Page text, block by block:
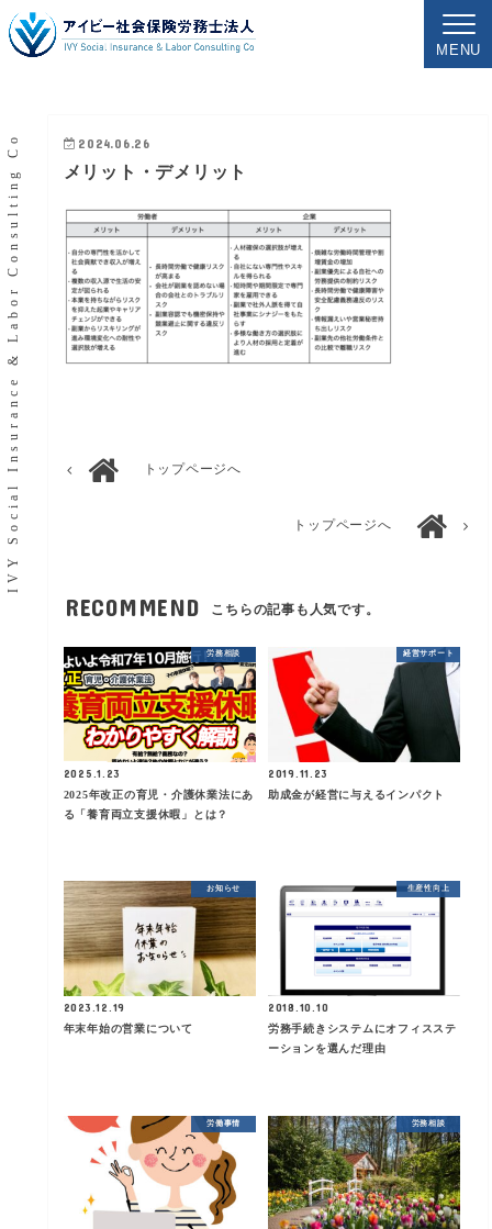
MENU
IVY Social Insurance & Labor Consulting Co 2024.06.26
メリット・デメリット
トップページへ
トップページへ
RECOMMEND こちらの記事も人気です。
労務相談
2025.1.23
2025年改正の育児・介護休業法にあ
る「養育両立支援休暇」とは？
経営サポート
2019.11.23
助成金が経営に与えるインパクト
お知らせ
2023.12.19
年末年始の営業について
生産性向上
2018.10.10
労務手続きシステムにオフィスステ
ーションを選んだ理由
労働事情 労務相談